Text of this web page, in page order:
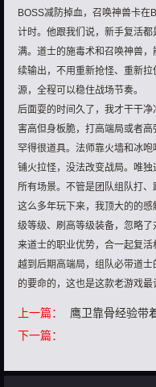
BOSS减防掉血，召唤神兽卡
计时。他跟我们说，新手复活
满。道士的施毒术和召唤神兽
续输出，不用重新抢怪、重新
源，全程可以稳住战场节奏。
后面耍的时间久了，我才干干
害高但身板脆，打高端局或者
罕得很道具。法师靠火墙和冰
铺火拉怪，没法改变战局。唯
所有场景。不管是团队组队打
这么多年玩下来，我顶大的的
级等级、刷高等级装备，忽略
来道士的职业优势，合一起复
越到后期高端局，组队必带道
的要命的，这也是这款老游戏最
上一篇：
鹰卫靠骨经验带
下一篇：